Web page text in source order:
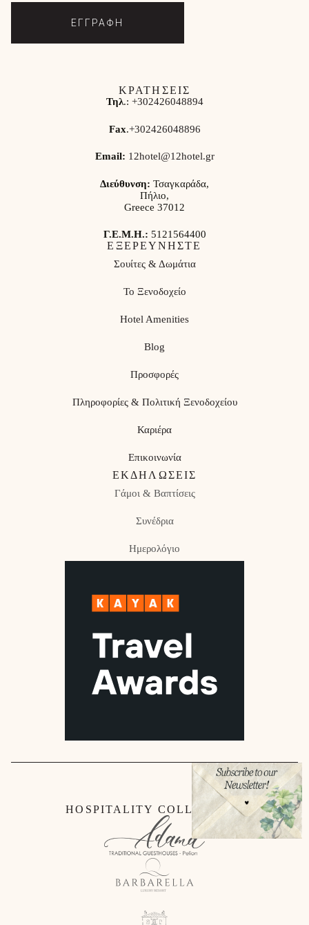
ΕΓΓΡΑΦΗ
ΚΡΑΤΗΣΕΙΣ
Τηλ.: +302426048894
Fax.+302426048896
Email: 12hotel@12hotel.gr
Διεύθυνση: Τσαγκαράδα,
Πήλιο,
Greece 37012
Γ.Ε.Μ.Η.: 5121564400
ΕΞΕΡΕΥΝΗΣΤΕ
Σουίτες & Δωμάτια
Το Ξενοδοχείο
Hotel Amenities
Blog
Προσφορές
Πληροφορίες & Πολιτική Ξενοδοχείου
Καριέρα
Επικοινωνία
ΕΚΔΗΛΏΣΕΙΣ
Γάμοι & Βαπτίσεις
Συνέδρια
Ημερολόγιο
HOSPITALITY COLLECTION